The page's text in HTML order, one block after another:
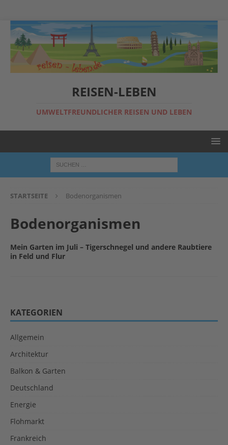
REISEN-LEBEN
UMWELTFREUNDLICHER REISEN UND LEBEN
STARTSEITE Bodenorganismen
Bodenorganismen
Mein Garten im Juli – Tigerschnegel und andere Raubtiere
in Feld und Flur
KATEGORIEN
Allgemein
Architektur
Balkon & Garten
Deutschland
Energie
Flohmarkt
Frankreich